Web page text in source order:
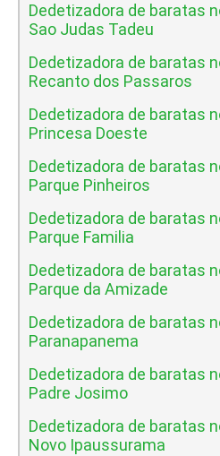
Dedetizadora de baratas
Sao Judas Tadeu
Dedetizadora de baratas
Recanto dos Passaros
Dedetizadora de baratas
Princesa Doeste
Dedetizadora de baratas
Parque Pinheiros
Dedetizadora de baratas
Parque Familia
Dedetizadora de baratas
Parque da Amizade
Dedetizadora de baratas
Paranapanema
Dedetizadora de baratas
Padre Josimo
Dedetizadora de baratas
Novo Ipaussurama